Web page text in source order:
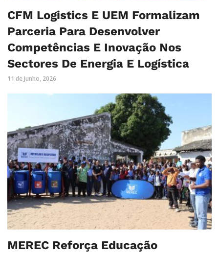
CFM Logistics E UEM Formalizam
Parceria Para Desenvolver
Competências E Inovação Nos
Sectores De Energia E Logística
11 de Junho, 2026
MEREC Reforça Educação